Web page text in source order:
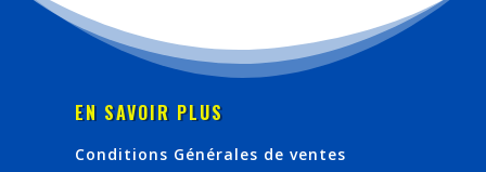
EN SAVOIR PLUS
Conditions Générales de ventes